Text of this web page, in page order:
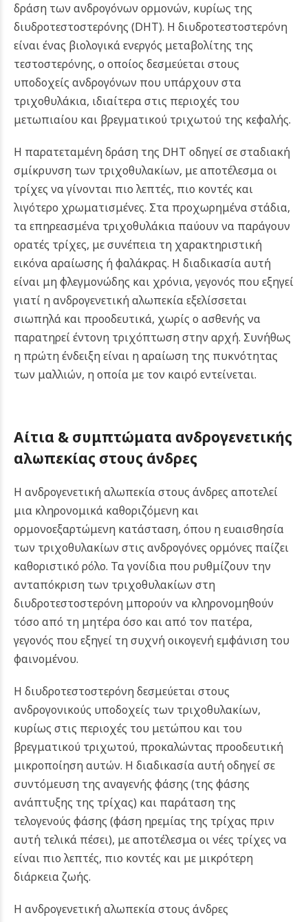
δράση των ανδρογόνων ορμονών, κυρίως της
διυδροτεστοστερόνης (DHT). Η διυδροτεστοστερόνη
είναι ένας βιολογικά ενεργός μεταβολίτης της
τεστοστερόνης, ο οποίος δεσμεύεται στους
υποδοχείς ανδρογόνων που υπάρχουν στα
τριχοθυλάκια, ιδιαίτερα στις περιοχές του
μετωπιαίου και βρεγματικού τριχωτού της κεφαλής.
Η παρατεταμένη δράση της DHT οδηγεί σε σταδιακή
σμίκρυνση των τριχοθυλακίων, με αποτέλεσμα οι
τρίχες να γίνονται πιο λεπτές, πιο κοντές και
λιγότερο χρωματισμένες. Στα προχωρημένα στάδια,
τα επηρεασμένα τριχοθυλάκια παύουν να παράγουν
ορατές τρίχες, με συνέπεια τη χαρακτηριστική
εικόνα αραίωσης ή φαλάκρας. Η διαδικασία αυτή
είναι μη φλεγμονώδης και χρόνια, γεγονός που εξηγεί
γιατί η ανδρογενετική αλωπεκία εξελίσσεται
σιωπηλά και προοδευτικά, χωρίς ο ασθενής να
παρατηρεί έντονη τριχόπτωση στην αρχή. Συνήθως
η πρώτη ένδειξη είναι η αραίωση της πυκνότητας
των μαλλιών, η οποία με τον καιρό εντείνεται.
Αίτια & συμπτώματα ανδρογενετικής
αλωπεκίας στους άνδρες
Η ανδρογενετική αλωπεκία στους άνδρες αποτελεί
μια κληρονομικά καθοριζόμενη και
ορμονοεξαρτώμενη κατάσταση, όπου η ευαισθησία
των τριχοθυλακίων στις ανδρογόνες ορμόνες παίζει
καθοριστικό ρόλο. Τα γονίδια που ρυθμίζουν την
ανταπόκριση των τριχοθυλακίων στη
διυδροτεστοστερόνη μπορούν να κληρονομηθούν
τόσο από τη μητέρα όσο και από τον πατέρα,
γεγονός που εξηγεί τη συχνή οικογενή εμφάνιση του
φαινομένου.
Η διυδροτεστοστερόνη δεσμεύεται στους
ανδρογονικούς υποδοχείς των τριχοθυλακίων,
κυρίως στις περιοχές του μετώπου και του
βρεγματικού τριχωτού, προκαλώντας προοδευτική
μικροποίηση αυτών. Η διαδικασία αυτή οδηγεί σε
συντόμευση της αναγενής φάσης (της φάσης
ανάπτυξης της τρίχας) και παράταση της
τελογενούς φάσης (φάση ηρεμίας της τρίχας πριν
αυτή τελικά πέσει), με αποτέλεσμα οι νέες τρίχες να
είναι πιο λεπτές, πιο κοντές και με μικρότερη
διάρκεια ζωής.
Η ανδρογενετική αλωπεκία στους άνδρες